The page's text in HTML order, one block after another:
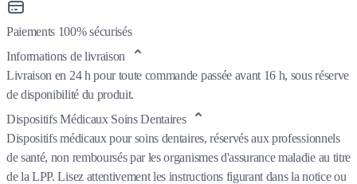
Paiements 100% sécurisés
Informations de livraison
Livraison en 24 h pour toute commande passée avant 16 h, sous réserve
de disponibilité du produit.
Dispositifs Médicaux Soins Dentaires
Dispositifs médicaux pour soins dentaires, réservés aux professionnels
de santé, non remboursés par les organismes d'assurance maladie au titre
de la LPP. Lisez attentivement les instructions figurant dans la notice ou